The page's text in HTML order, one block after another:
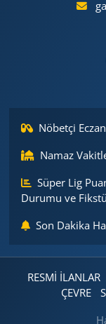
Nöbetçi
Namaz
Süper Lig
Durumu ve
Son Dakika
RESMİ İLANLAR
ÇEVRE